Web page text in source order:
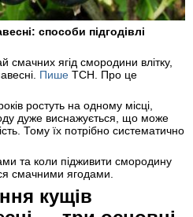
способи підгодівлі
ягід смородини влітку,
Пише ТСН. Про це
ростуть на одному місці,
дуже виснажується, що може
Тому їх потрібно систематично
та коли підживити смородину
смачними ягодами.
кущів